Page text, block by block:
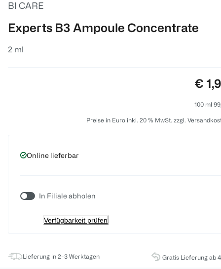
BI CARE
Experts B3 Ampoule Concentrate
2 ml
€
100 ml
Preise in Euro inkl. 20 % MwSt. zzgl.
Online lieferbar
In Filiale abholen
Verfügbarkeit prüfen
Lieferung in 2-3 Werktagen Gratis Lieferung ab